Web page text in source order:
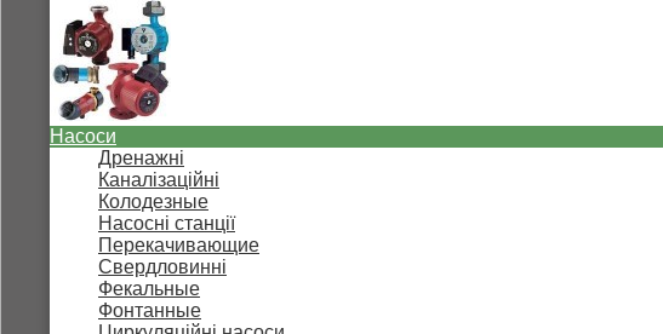
Насоси
Дренажні
Каналізаційні
Колодезные
Насосні станції
Перекачивающие
Свердловинні
Фекальные
Фонтанные